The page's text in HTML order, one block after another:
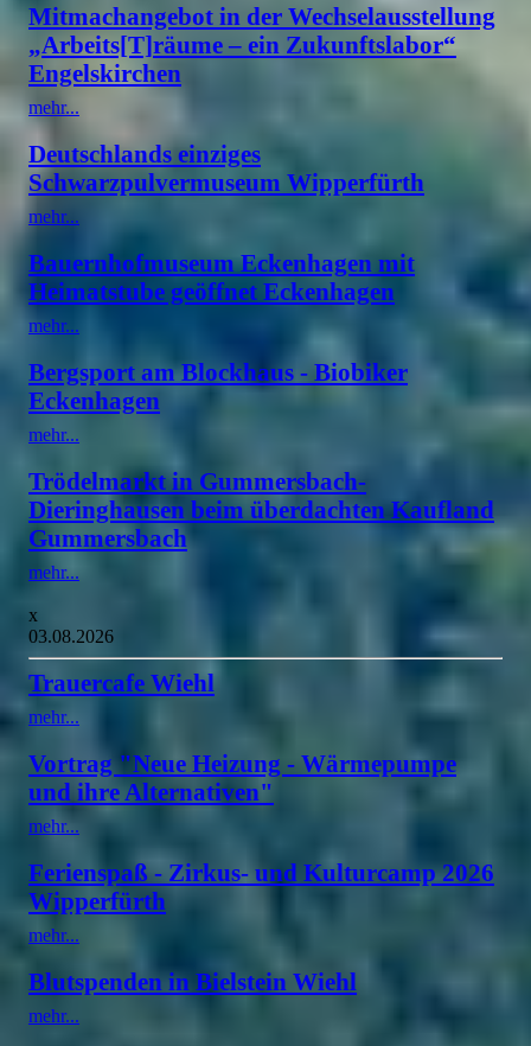
Mitmachangebot in der Wechselausstellung
„Arbeits[T]räume – ein Zukunftslabor“
Engelskirchen
mehr...
Deutschlands einziges
Schwarzpulvermuseum Wipperfürth
mehr...
Bauernhofmuseum Eckenhagen mit
Heimatstube geöffnet Eckenhagen
mehr...
Bergsport am Blockhaus - Biobiker
Eckenhagen
mehr...
Trödelmarkt in Gummersbach-
Dieringhausen beim überdachten Kaufland
Gummersbach
mehr...
x
03.08.2026
Trauercafe Wiehl
mehr...
Vortrag "Neue Heizung - Wärmepumpe
und ihre Alternativen"
mehr...
Ferienspaß - Zirkus- und Kulturcamp 2026
Wipperfürth
mehr...
Blutspenden in Bielstein Wiehl
mehr...